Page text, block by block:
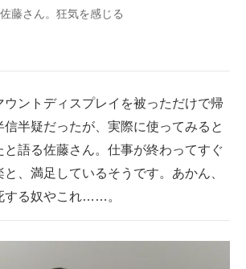
藤さん。狂気を感じる
ントディスプレイを被っただけで帰
信半疑だったが、実際に使ってみると
と語る佐藤さん。仕事が終わってすぐ
、満足しているそうです。あかん、
する奴やこれ……。